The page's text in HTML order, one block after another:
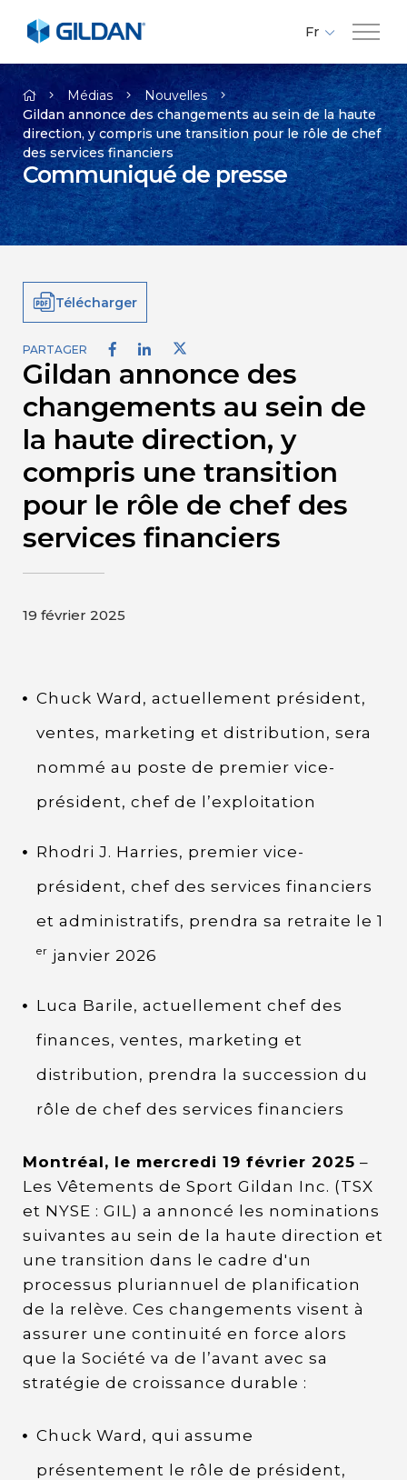
Compagnie
Marques
Investisseurs
Médias
Carrières
Contact
Page d’accueil de Gildan et
HanesBrands
Fr
En
Es
Médias
Nouvelles
Gildan annonce des changements au sein de la haute
direction, y compris une transition pour le rôle de chef
des services financiers
Communiqué de presse
Télécharger
PARTAGER
Gildan annonce des
changements au sein de
la haute direction, y
compris une transition
pour le rôle de chef des
services financiers
19 février 2025
Chuck Ward, actuellement président,
ventes, marketing et distribution, sera
nommé au poste de premier vice-
président, chef de l’exploitation
Rhodri J. Harries, premier vice-
président, chef des services financiers
et administratifs, prendra sa retraite le 1
er janvier 2026
Luca Barile, actuellement chef des
finances, ventes, marketing et
distribution, prendra la succession du
rôle de chef des services financiers
Montréal, le mercredi 19 février 2025 –
Les Vêtements de Sport Gildan Inc. (TSX
et NYSE : GIL) a annoncé les nominations
suivantes au sein de la haute direction et
une transition dans le cadre d'un
processus pluriannuel de planification
de la relève. Ces changements visent à
assurer une continuité en force alors
que la Société va de l’avant avec sa
stratégie de croissance durable :
Chuck Ward, qui assume
présentement le rôle de président,